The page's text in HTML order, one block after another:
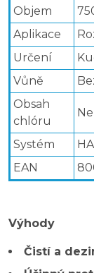
Objem
Aplikace
Určení
Vůně
Obsah
chlóru
Ne
Systém
EAN
Výhody
Čistí a